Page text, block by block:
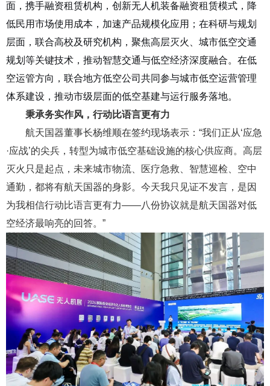
面，携手融资租赁机构，创新无人机装备融资租赁模式，降
低民用市场使用成本，加速产品规模化应用；在科研与规划
层面，联合高校及研究机构，聚焦高层灭火、城市低空交通
规划等关键技术，推动智慧交通与低空经济深度融合。在低
空运管方向，联合地方低空公司共同参与城市低空运营管理
体系建设，推动市级层面的低空基建与运行服务落地。
秉承务实作风， 行动比语言更有力
航天国器董事长杨维顺在签约现场表示：“我们正从‘应急
·应战’的尖兵，转型为城市低空基础设施的核心供应商。高层
灭火只是起点，未来城市物流、医疗急救、智慧巡检、空中
通勤，都将有航天国器的身影。今天我只见证不发言，是因
为我相信行动比语言更有力——八份协议就是航天国器对低
空经济最响亮的回答。”